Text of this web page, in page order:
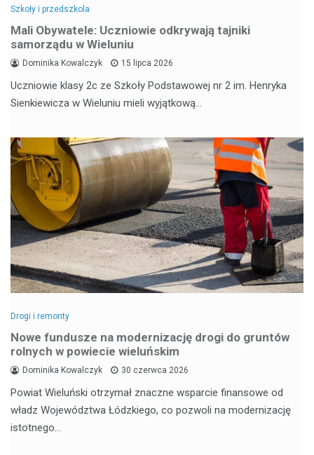
Szkoły i przedszkola
Mali Obywatele: Uczniowie odkrywają tajniki
samorządu w Wieluniu
Dominika Kowalczyk 15 lipca 2026
Uczniowie klasy 2c ze Szkoły Podstawowej nr 2 im. Henryka
Sienkiewicza w Wieluniu mieli wyjątkową…
Drogi i remonty
Nowe fundusze na modernizację drogi do gruntów
rolnych w powiecie wieluńskim
Dominika Kowalczyk 30 czerwca 2026
Powiat Wieluński otrzymał znaczne wsparcie finansowe od
władz Województwa Łódzkiego, co pozwoli na modernizację
istotnego…